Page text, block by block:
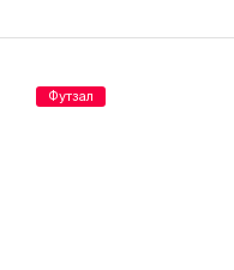
Футзал